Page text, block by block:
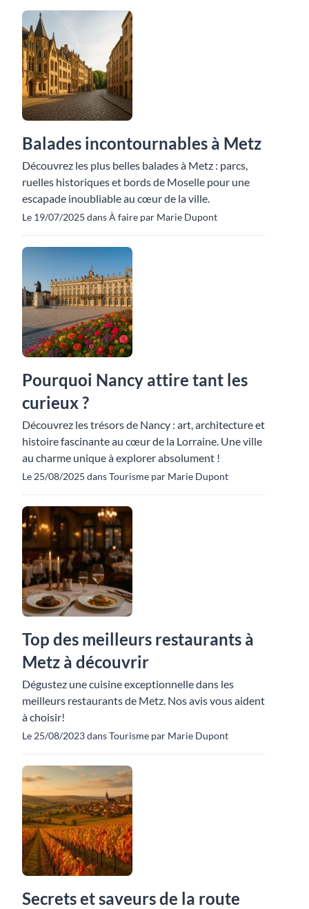
Balades incontournables à Metz
Découvrez les plus belles balades à Metz : parcs,
ruelles historiques et bords de Moselle pour une
escapade inoubliable au cœur de la ville.
Le 19/07/2025 dans À faire par Marie Dupont
Pourquoi Nancy attire tant les
curieux ?
Découvrez les trésors de Nancy : art, architecture et
histoire fascinante au cœur de la Lorraine. Une ville
au charme unique à explorer absolument !
Le 25/08/2025 dans Tourisme par Marie Dupont
Top des meilleurs restaurants à
Metz à découvrir
Dégustez une cuisine exceptionnelle dans les
meilleurs restaurants de Metz. Nos avis vous aident
à choisir!
Le 25/08/2023 dans Tourisme par Marie Dupont
Secrets et saveurs de la route